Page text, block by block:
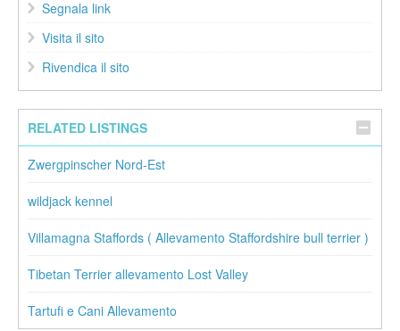
Segnala link
Visita il sito
Rivendica il sito
RELATED LISTINGS
Zwergpinscher Nord-Est
wildjack kennel
Villamagna Staffords ( Allevamento Staffordshire bull terrier )
Tibetan Terrier allevamento Lost Valley
Tartufi e Cani Allevamento